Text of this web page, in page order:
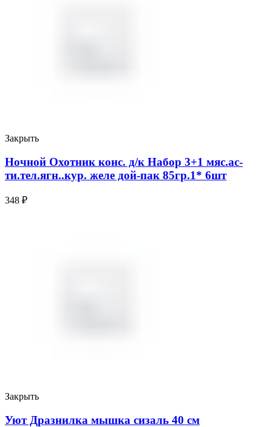
Закрыть
Ночной Охотник конс. д/к Набор 3+1 мяс.ас-
ти.тел.ягн..кур. желе дой-пак 85гр.1* 6шт
348 ₽
Закрыть
Уют Дразнилка мышка сизаль 40 см